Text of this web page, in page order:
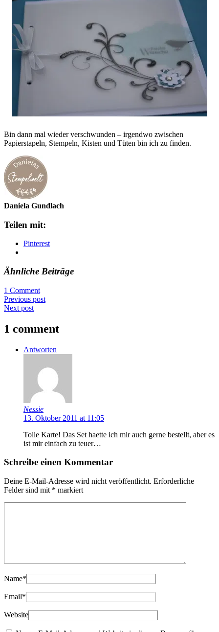
Bin dann mal wieder verschwunden – irgendwo zwischen
Papierstapeln, Stempeln, Kisten und Tüten bin ich zu finden.
Daniela Gundlach
Teilen mit:
Pinterest
Ähnliche Beiträge
1 Comment
Previous post
Next post
1 comment
Antworten
Nessie
13. Oktober 2011 at 11:05
Tolle Karte! Das Set haette ich mir auch gerne bestellt, aber es
ist mir einfach zu teuer…
Schreibe einen Kommentar
Deine E-Mail-Adresse wird nicht veröffentlicht. Erforderliche
Felder sind mit * markiert
Name*
Email*
Website